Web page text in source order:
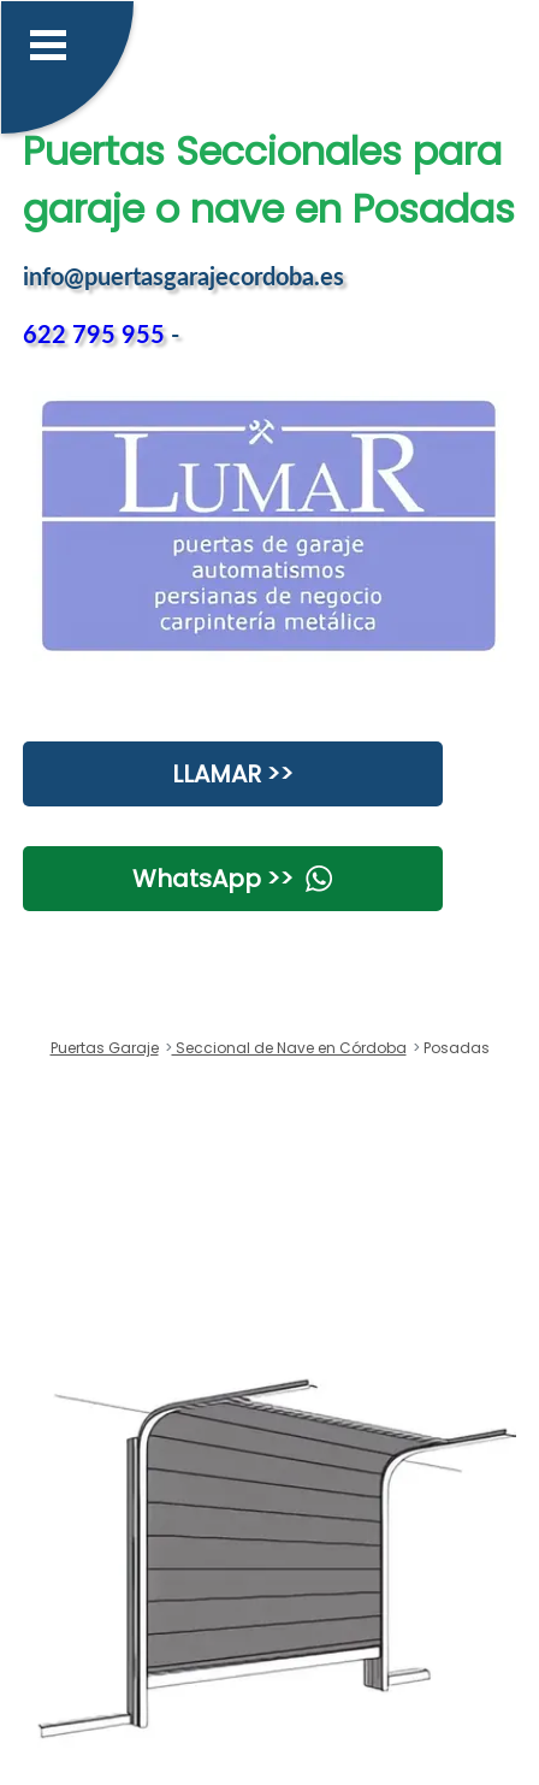
Puertas Seccionales para
garaje o nave en Posadas
info@puertasgarajecordoba.es
622 795 955-
LLAMAR >>
WhatsApp >>
Puertas Garaje Seccional de Nave en Córdoba Posadas